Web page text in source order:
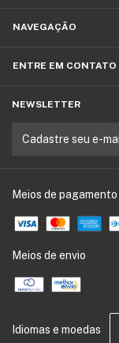
NAVEGAÇÃO
ENTRE EM CONTATO
NEWSLETTER
Meios de pagamento
Meios de envio
Idiomas e moedas